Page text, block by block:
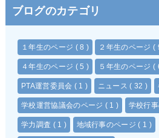
ブログのカテゴリ
１年生のページ ( 8 ) ２年生のページ(
４年生のページ ( 5 ) ５年生のページ(
PTA運営委員会 ( 1 ) ニュース( 32 )
学校運営協議会のページ ( 1 ) 学校行
学力調査 ( 1 ) 地域行事のページ( 1 )